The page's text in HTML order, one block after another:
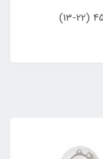
چسب پایه بدون نیاز به برش حلقه اتصال 45 (22-13)